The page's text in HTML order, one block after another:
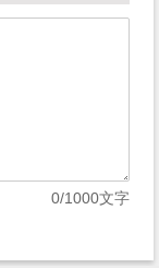
0/1000文字